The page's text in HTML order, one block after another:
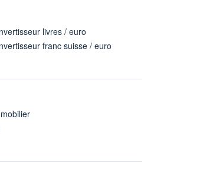
livres / euro
franc suisse / euro